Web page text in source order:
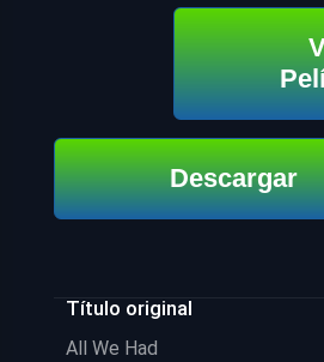
Descargar
Título original
All We Had